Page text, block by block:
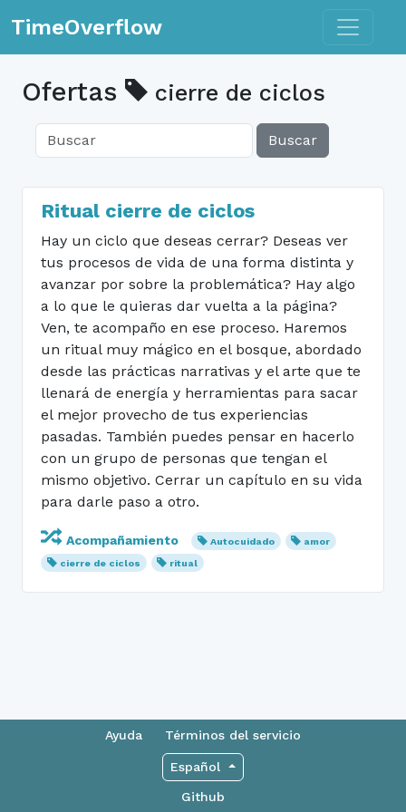
TimeOverflow Toggle
Ofertas cierre de ciclos
Buscar
Ritual cierre de ciclos
Hay un ciclo que deseas cerrar? Deseas ver
tus procesos de vida de una forma distinta y
avanzar por sobre la problemática? Hay algo
a lo que le quieras dar vuelta a la página?
Ven, te acompaño en ese proceso. Haremos
un ritual muy mágico en el bosque, abordado
desde las prácticas narrativas y el arte que te
llenará de energía y herramientas para sacar
el mejor provecho de tus experiencias
pasadas. También puedes pensar en hacerlo
con un grupo de personas que tengan el
mismo objetivo. Cerrar un capítulo en su vida
para darle paso a otro.
Acompañamiento Autocuidado
amor
cierre de ciclos
ritual
Ayuda Términos del servicio
Español
Github